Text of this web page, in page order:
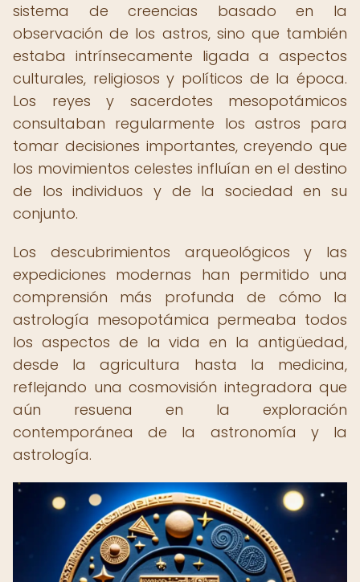
sistema de creencias basado en la
observación de los astros, sino que también
estaba intrínsecamente ligada a aspectos
culturales, religiosos y políticos de la época.
Los reyes y sacerdotes mesopotámicos
consultaban regularmente los astros para
tomar decisiones importantes, creyendo que
los movimientos celestes influían en el destino
de los individuos y de la sociedad en su
conjunto.
Los descubrimientos arqueológicos y las
expediciones modernas han permitido una
comprensión más profunda de cómo la
astrología mesopotámica permeaba todos
los aspectos de la vida en la antigüedad,
desde la agricultura hasta la medicina,
reflejando una cosmovisión integradora que
aún resuena en la exploración
contemporánea de la astronomía y la
astrología.